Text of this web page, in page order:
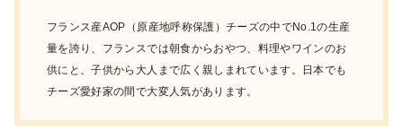
フランス産AOP（原産地呼称保護）チーズの中でNo.1の生産
量を誇り、フランスでは朝食からおやつ、料理やワインのお
供にと、子供から大人まで広く親しまれています。日本でも
チーズ愛好家の間で大変人気があります。